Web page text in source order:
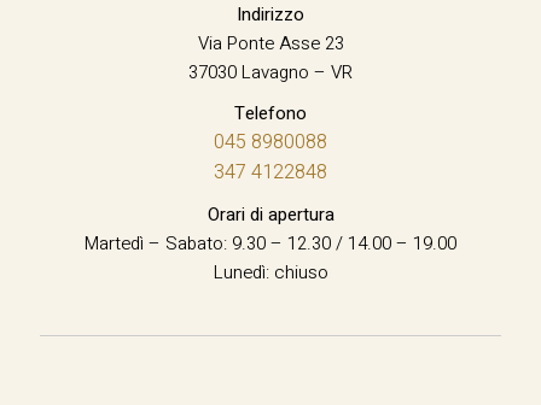
Indirizzo
Via Ponte Asse 23
37030 Lavagno – VR
Telefono
045 8980088
347 4122848
Orari di apertura
Martedì – Sabato: 9.30 – 12.30 / 14.00 – 19.00
Lunedì: chiuso